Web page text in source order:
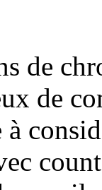
de
de